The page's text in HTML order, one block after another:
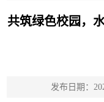
共筑绿色校园，
发布日期